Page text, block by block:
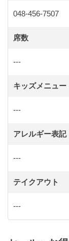
048-456-7507
席数
---
キッズメニュー
---
アレルギー表記
---
テイクアウト
---